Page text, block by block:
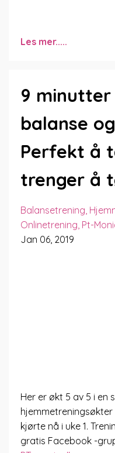
Les mer.....
9
balanse
Perfekt å
trenger å
Balansetrening
Onlinetrening Pt-
Jan 06, 2019
Her er økt 5 av 5 i en
kjørte nå i uke 1.
gratis Facebook -